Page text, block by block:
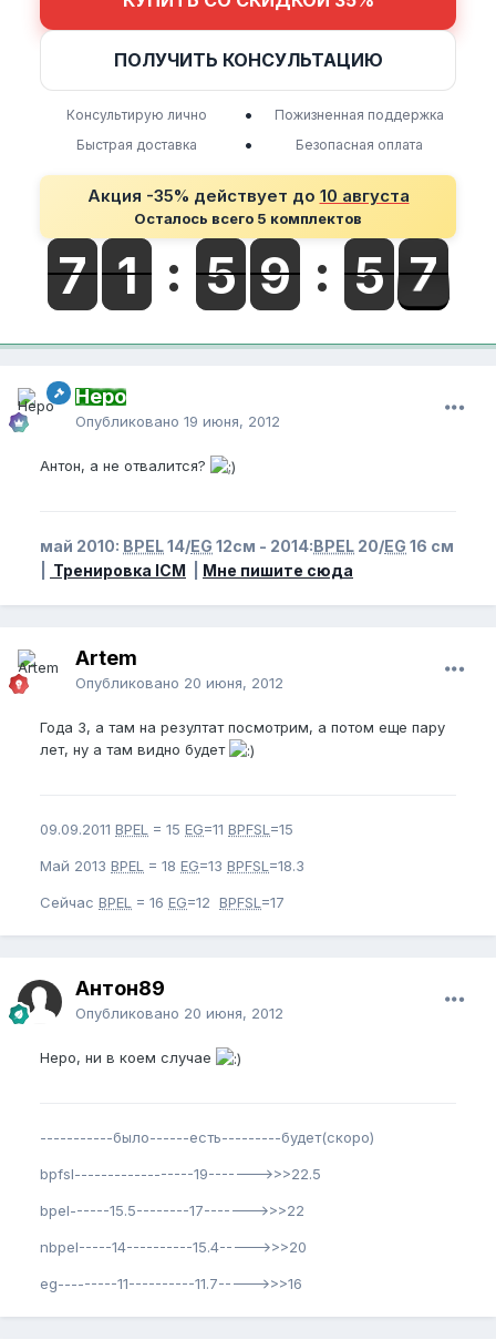
ПОЛУЧИТЬ КОНСУЛЬТАЦИЮ
Консультирую лично •
Пожизненная поддержка
Быстрая доставка
• Безопасная оплата
Акция -35% действует до 10 августа
Осталось всего 5 комплектов
Неро
Опубликовано 19 июня, 2012
Антон, а не отвалится?
май 2010: BPEL14/EG 12см - 2014:BPEL 20/EG 16 см
Тренировка ICM Мне пишите сюда
Artem
Опубликовано 20 июня, 2012
Года 3, а там на резултат посмотрим, а потом еще пару
лет, ну а там видно будет
09.09.2011 BPEL = 15 EG=11 BPFSL =15
Май 2013 BPEL = 18 EG=13 BPFSL =18.3
Сейчас BPEL = 16 EG=12 BPFSL =17
Антон89
Опубликовано 20 июня, 2012
Неро, ни в коем случае
-----------было------есть---------будет(скоро)
bpfsl------------------19------->>>22.5
bpel------15.5--------17------->>>22
nbpel-----14----------15.4----->>>20
eg---------11----------11.7----->>>16